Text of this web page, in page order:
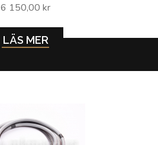
6 150,00 kr
LÄS MER